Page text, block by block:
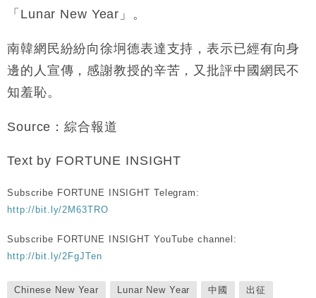
「Lunar New Year」。
南韓網民紛紛向徐坰德表達支持，表示已經有向身
邊的人宣傳，感謝教授的辛苦，又批評中國網民不
知羞恥。
Source：綜合報道
Text by FORTUNE INSIGHT
Subscribe FORTUNE INSIGHT Telegram:
http://bit.ly/2M63TRO
Subscribe FORTUNE INSIGHT YouTube channel:
http://bit.ly/2FgJTen
Chinese New Year Lunar New Year 中國 出征